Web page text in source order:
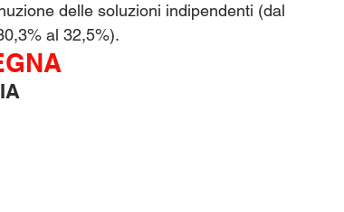
delle soluzioni indipendenti (dal
al 32,5%).